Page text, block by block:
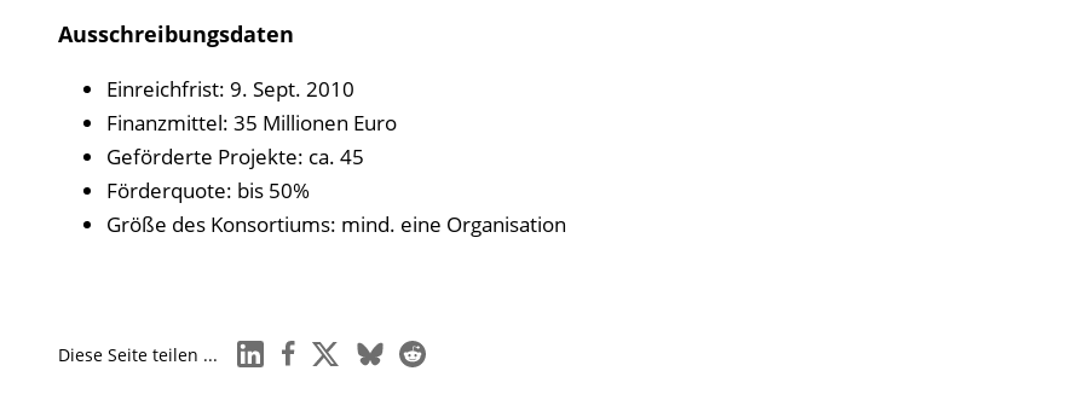
Ausschreibungsdaten
Einreichfrist: 9. Sept. 2010
Finanzmittel: 35 Millionen Euro
Geförderte Projekte: ca. 45
Förderquote: bis 50%
Größe des Konsortiums: mind. eine Organisation
Diese Seite teilen ... linkedinfacebook
x blueskyreddit